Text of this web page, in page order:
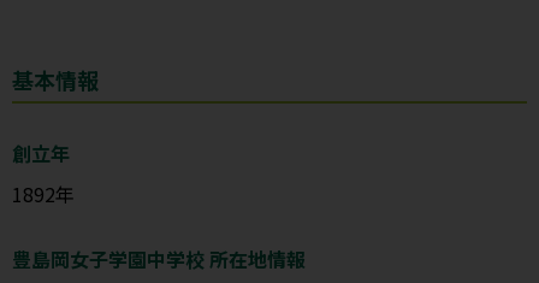
基本情報
創立年
1892年
豊島岡女子学園中学校 所在地情報